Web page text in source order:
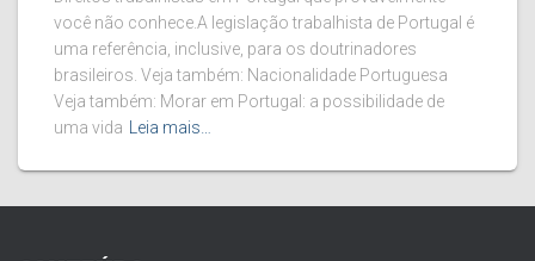
você não conhece.A legislação trabalhista de Portugal é
uma referência, inclusive, para os doutrinadores
brasileiros. Veja também: Nacionalidade Portuguesa
Veja também: Morar em Portugal: a possibilidade de
uma vida Leia mais…